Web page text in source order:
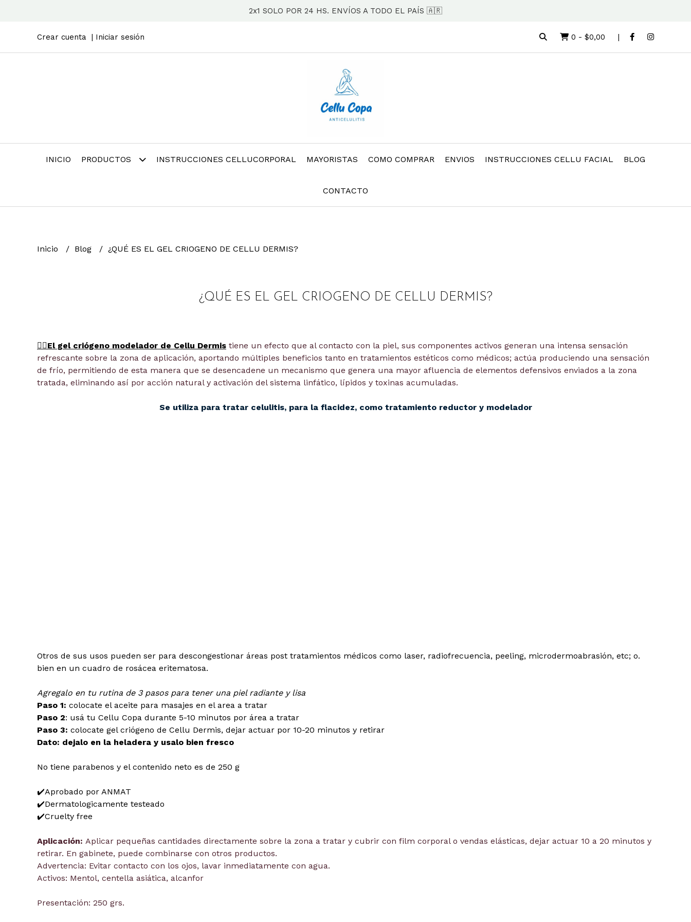
2x1 SOLO POR 24 HS. ENVÍOS A TODO EL PAÍS 🇦🇷
Crear cuenta Iniciar sesión 0 - $0,00
INICIO PRODUCTOS INSTRUCCIONES CELLUCORPORAL MAYORISTAS COMO COMPRAR ENVIOS INSTRUCCIONES CELLU FACIAL BLOG
CONTACTO
Inicio Blog ¿QUÉ ES EL GEL CRIOGENO DE CELLU DERMIS?
¿QUÉ ES EL GEL CRIOGENO DE CELLU DERMIS?
👉🏼El gel criógeno modelador de Cellu Dermis tiene un efecto que al contacto con la piel, sus componentes activos generan una intensa sensación
refrescante sobre la zona de aplicación, aportando múltiples beneficios tanto en tratamientos estéticos como médicos; actúa produciendo una sensación
de frío, permitiendo de esta manera que se desencadene un mecanismo que genera una mayor afluencia de elementos defensivos enviados a la zona
tratada, eliminando así por acción natural y activación del sistema linfático, lípidos y toxinas acumuladas.
Se utiliza para tratar celulitis, para la flacidez, como tratamiento reductor y modelador
Otros de sus usos pueden ser para descongestionar áreas post tratamientos médicos como laser, radiofrecuencia, peeling, microdermoabrasión, etc; o.
bien en un cuadro de rosácea eritematosa.
Agregalo en tu rutina de 3 pasos para tener una piel radiante y lisa
Paso 1: colocate el aceite para masajes en el area a tratar
Paso 2: usá tu Cellu Copa durante 5-10 minutos por área a tratar
Paso 3: colocate gel criógeno de Cellu Dermis, dejar actuar por 10-20 minutos y retirar
Dato: dejalo en la heladera y usalo bien fresco
No tiene parabenos y el contenido neto es de 250 g
✔️Aprobado por ANMAT
✔️Dermatologicamente testeado
✔️Cruelty free
Aplicación: Aplicar pequeñas cantidades directamente sobre la zona a tratar y cubrir con film corporal o vendas elásticas, dejar actuar 10 a 20 minutos y
retirar. En gabinete, puede combinarse con otros productos.
Advertencia: Evitar contacto con los ojos, lavar inmediatamente con agua.
Activos: Mentol, centella asiática, alcanfor
Presentación: 250 grs.